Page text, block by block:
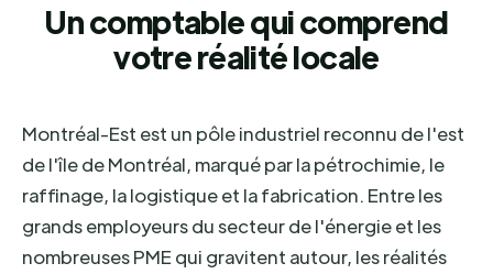
Un comptable qui comprend
votre réalité locale
Montréal-Est est un pôle industriel reconnu de l'est
de l'île de Montréal, marqué par la pétrochimie, le
raffinage, la logistique et la fabrication. Entre les
grands employeurs du secteur de l'énergie et les
nombreuses PME qui gravitent autour, les réalités